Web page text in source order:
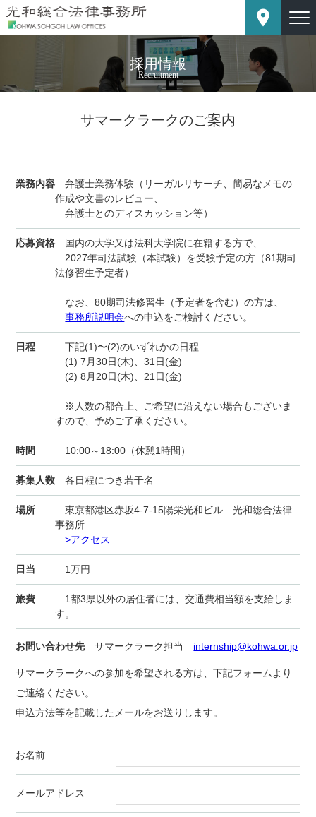
place
採用情報
Recruitment
サマークラークのご案内
業務内容 弁護士業務体験（リーガルリサーチ、簡易なメモの
作成や文書のレビュー、
弁護士とのディスカッション等）
応募資格 国内の大学又は法科大学院に在籍する方で、
2027年司法試験（本試験）を受験予定の方（81期司
法修習生予定者）
なお、80期司法修習生（予定者を含む）の方は、
事務所説明会への申込をご検討ください。
日程
下記(1)〜(2)のいずれかの日程
(1) 7月30日(木)、31日(金)
(2) 8月20日(木)、21日(金)
※人数の都合上、ご希望に沿えない場合もございま
すので、予めご了承ください。
時間 10:00～18:00（休憩1時間）
募集人数 各日程につき若干名
場所
東京都港区赤坂4-7-15陽栄光和ビル 光和総合法律
事務所
>アクセス
日当 1万円
旅費
1都3県以外の居住者には、交通費相当額を支給しま
す。
お問い合わせ先サマークラーク担当 internship@kohwa.or.jp
サマークラークへの参加を希望される方は、下記フォームより
ご連絡ください。
申込方法等を記載したメールをお送りします。
お名前
メールアドレス